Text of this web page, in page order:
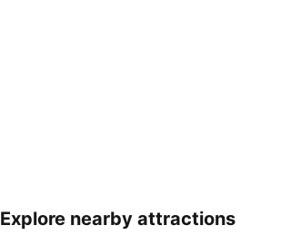
Explore nearby attractions